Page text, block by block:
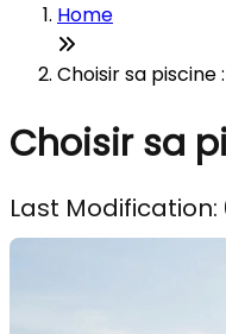
Home
Choisir sa piscine
Choisir sa
Last Modification: